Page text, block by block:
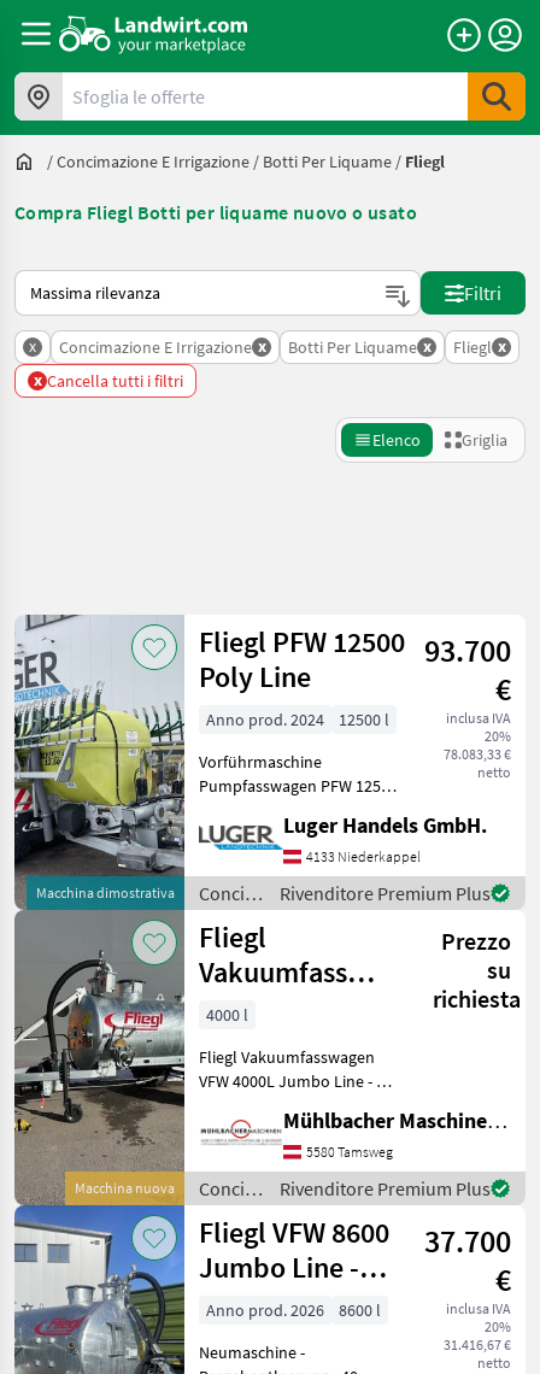
Sfoglia le offerte
/Concimazione E Irrigazione / Botti Per Liquame / Fliegl
Compra Fliegl Botti per liquame nuovo o usato
Ecco come viene ordinato su Landwirt.com
Filtri
x Concimazione E Irrigazione x Botti Per Liquame x Fliegl x
x Cancella tutti i filtri
Elenco Griglia
ricerca
Categoria Paese Filtri
PERCORSO
ATTUALE
Settore
agricolo
Concimazione
E Irrigazione
Botti Per
Fliegl
SCEGLI
CATEGORIA
Fliegl
Vakutec
Fuchs
Bauer
Joskin
Kotte
Reimposta
Mostra
86
risultati
Macchina dimostrativa
Fliegl PFW 12500
Poly Line
93.700
€
inclusa IVA
20%
78.083,33 €
netto
Anno prod. 2024
12500 l
Vorführmaschine
Pumpfasswagen PFW 12500
Tandem mit
Schleppschuhverteiler
SKATE 150 - Tandem-
Fahrgestell - zul.
Gesamtgewicht 20500kg - v
Luger Handels GmbH.
4133 Niederkappel
Concimazione
e
irrigazione
/ Fliegl
Rivenditore Premium Plus
Macchina nuova
Fliegl
Vakuumfass
4000l Jumbo
Line Güllefass
Prezzo
su
richiesta
4000 l
Fliegl Vakuumfasswagen
VFW 4000L Jumbo Line - 1-
Gesamtgewicht 5.000kg
(entspricht 4.000kg Achslast
zzgl. 1.000kg Stützlast) -
verstellba
Mühlbacher Maschinen GmbH
5580 Tamsweg
Concimazione
e
irrigazione
/ Fliegl
Rivenditore Premium Plus
Fliegl VFW 8600
Jumbo Line -
Bergabentleerung
37.700
€
inclusa IVA
20%
31.416,67 €
netto
Anno prod. 2026
8600 l
Neumaschine -